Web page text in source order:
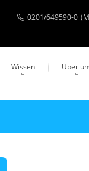
0201/649590-0
Wissen Über